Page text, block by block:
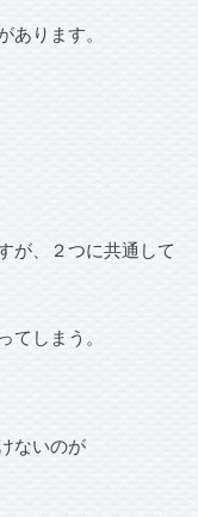
あります。
が、２つに共通して
てしまう。
ないのが